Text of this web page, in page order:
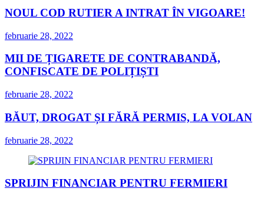
NOUL COD RUTIER A INTRAT ÎN VIGOARE!
februarie 28, 2022
MII DE ȚIGARETE DE CONTRABANDĂ,
CONFISCATE DE POLIȚIȘTI
februarie 28, 2022
BĂUT, DROGAT ȘI FĂRĂ PERMIS, LA VOLAN
februarie 28, 2022
SPRIJIN FINANCIAR PENTRU FERMIERI